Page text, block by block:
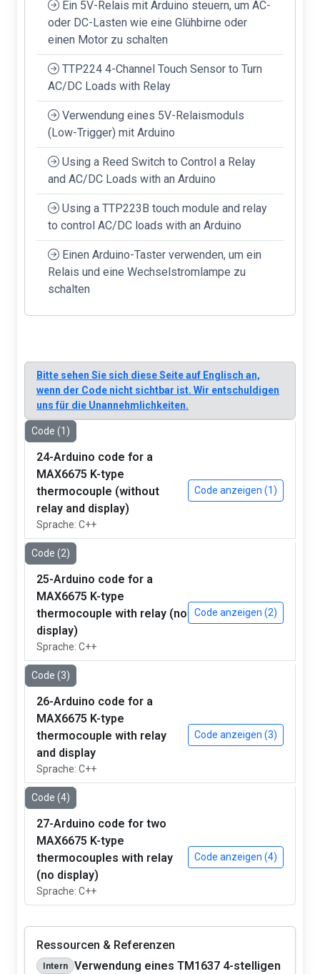
Ein 5V-Relais mit Arduino steuern, um AC-
oder DC-Lasten wie eine Glühbirne oder
einen Motor zu schalten
TTP224 4-Channel Touch Sensor to Turn
AC/DC Loads with Relay
Verwendung eines 5V-Relaismoduls
(Low-Trigger) mit Arduino
Using a Reed Switch to Control a Relay
and AC/DC Loads with an Arduino
Using a TTP223B touch module and relay
to control AC/DC loads with an Arduino
Einen Arduino-Taster verwenden, um ein
Relais und eine Wechselstromlampe zu
schalten
Bitte sehen Sie sich diese Seite auf Englisch an,
wenn der Code nicht sichtbar ist. Wir entschuldigen
uns für die Unannehmlichkeiten.
Code (1)
24-Arduino code for a
MAX6675 K-type
thermocouple (without
relay and display)
Sprache: C++
Code anzeigen (1)
Code (2)
25-Arduino code for a
MAX6675 K-type
thermocouple with relay (no
display)
Sprache: C++
Code anzeigen (2)
Code (3)
26-Arduino code for a
MAX6675 K-type
thermocouple with relay
and display
Sprache: C++
Code anzeigen (3)
Code (4)
27-Arduino code for two
MAX6675 K-type
thermocouples with relay
(no display)
Sprache: C++
Code anzeigen (4)
Ressourcen & Referenzen
Intern Verwendung eines TM1637 4-stelligen